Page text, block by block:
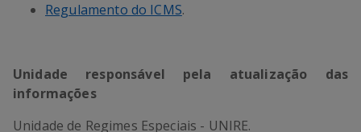
Regulamento do ICMS.
Unidade responsável pela atualização das
informações
Unidade de Regimes Especiais - UNIRE.